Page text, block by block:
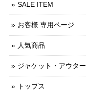
SALE ITEM
お客様 専用ページ
人気商品
ジャケット・アウター
トップス